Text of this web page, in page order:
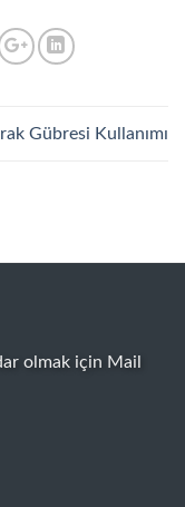
Gübresi Kullanımı
olmak için Mail